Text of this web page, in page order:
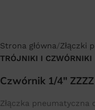
Strona główna Złączki
TRÓJNIKI I CZWÓRNIKI
Czwórnik 1/4″ ZZZZ
Złączka